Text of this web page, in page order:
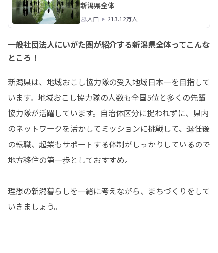
新潟県全体
人口 213.12万人
一般社団法人にいがた圏が紹介する新潟県全体ってこんな
ところ！
新潟県は、地域おこし協力隊の受入地域日本一を目指して
います。地域おこし協力隊の人数も全国5位と多くの先輩
協力隊が活躍しています。自治体区分に捉われずに、県内
のネットワークを活かしてミッションに挑戦して、退任後
の転職、起業もサポートする体制がしっかりしているので
地方移住の第一歩としておすすめ。
理想の新潟暮らしを一緒に考えながら、まちづくりをして
いきましょう。